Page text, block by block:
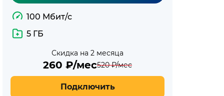
100 Мбит/с
5 ГБ
Скидка на 2 месяца
260 ₽/мес520₽/мес
Подключить